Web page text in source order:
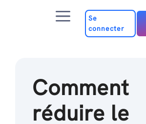
Menu
Se
connecter
Comment
réduire le